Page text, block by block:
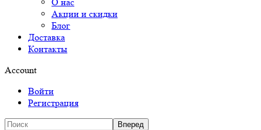
О нас
Акции и скидки
Блог
Доставка
Контакты
Account
Войти
Регистрация